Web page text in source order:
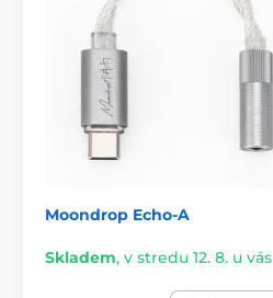
mobilního telefonu
Moondrop Echo-A
Skladem, v stredu 12. 8. u vás